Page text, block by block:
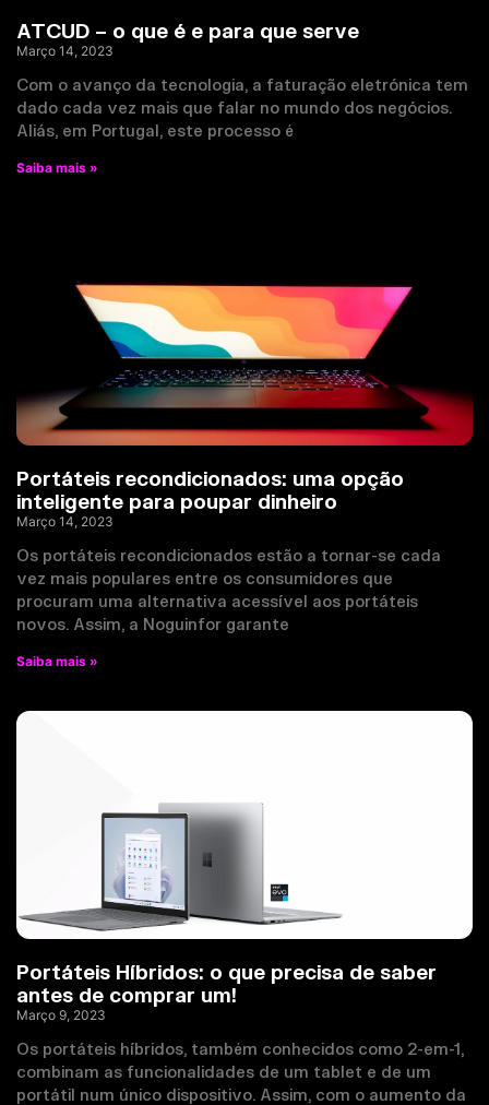
ATCUD – o que é e para que serve
Março 14, 2023
Com o avanço da tecnologia, a faturação eletrónica tem
dado cada vez mais que falar no mundo dos negócios.
Aliás, em Portugal, este processo é
Saiba mais »
Portáteis recondicionados: uma opção
inteligente para poupar dinheiro
Março 14, 2023
Os portáteis recondicionados estão a tornar-se cada
vez mais populares entre os consumidores que
procuram uma alternativa acessível aos portáteis
novos. Assim, a Noguinfor garante
Saiba mais »
Portáteis Híbridos: o que precisa de saber
antes de comprar um!
Março 9, 2023
Os portáteis híbridos, também conhecidos como 2-em-1,
combinam as funcionalidades de um tablet e de um
portátil num único dispositivo. Assim, com o aumento da